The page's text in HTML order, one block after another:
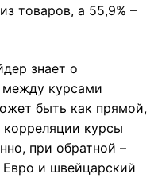
товаров, а 55,9% –
знает о
между курсами
быть как прямой,
курсы
при обратной –
и швейцарский